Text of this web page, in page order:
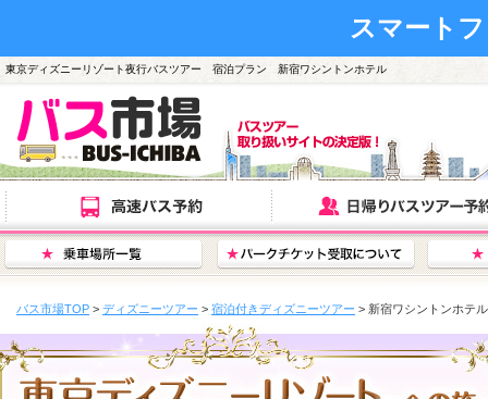
スマート
東京ディズニーリゾート夜行バスツアー 宿泊プラン 新宿ワシントンホテル
バス市場TOP > ディズニーツアー > 宿泊付きディズニーツアー > 新宿ワシントンホテル